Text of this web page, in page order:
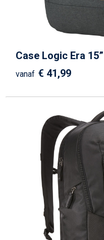
Case Logic Era
vanaf € 41,99